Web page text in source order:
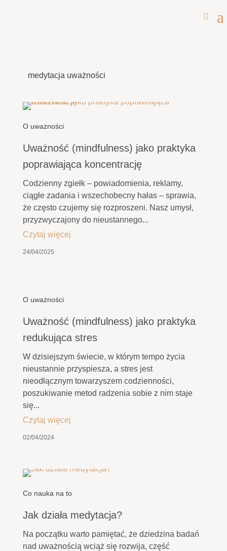
medytacja uważności
O uważności
Uważność (mindfulness) jako praktyka
poprawiająca koncentrację
Codzienny zgiełk – powiadomienia, reklamy,
ciągłe zadania i wszechobecny hałas – sprawia,
że często czujemy się rozproszeni. Nasz umysł,
przyzwyczajony do nieustannego...
Czytaj więcej
24/04/2025
O uważności
Uważność (mindfulness) jako praktyka
redukująca stres
W dzisiejszym świecie, w którym tempo życia
nieustannie przyspiesza, a stres jest
nieodłącznym towarzyszem codzienności,
poszukiwanie metod radzenia sobie z nim staje
się...
Czytaj więcej
02/04/2024
Co nauka na to
Jak działa medytacja?
Na początku warto pamiętać, że dziedzina badań
nad uważnością wciąż się rozwija, część